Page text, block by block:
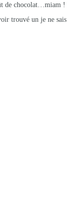
de chocolat…miam !
trouvé un je ne sais